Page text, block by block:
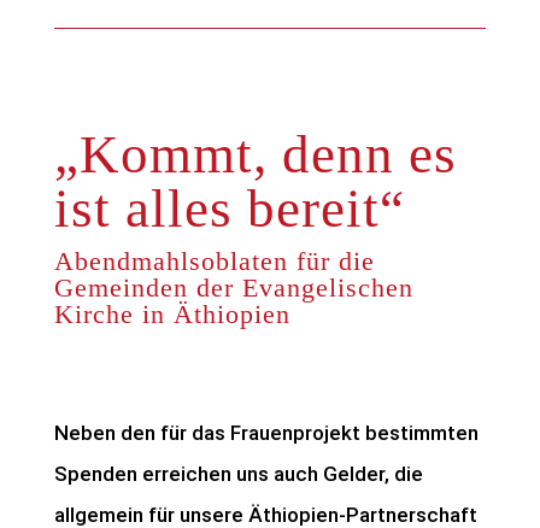
„Kommt, denn es
ist alles bereit“
Abendmahlsoblaten für die
Gemeinden der Evangelischen
Kirche in Äthiopien
Neben den für das Frauenprojekt bestimmten
Spenden erreichen uns auch Gelder, die
allgemein für unsere Äthiopien-Partnerschaft